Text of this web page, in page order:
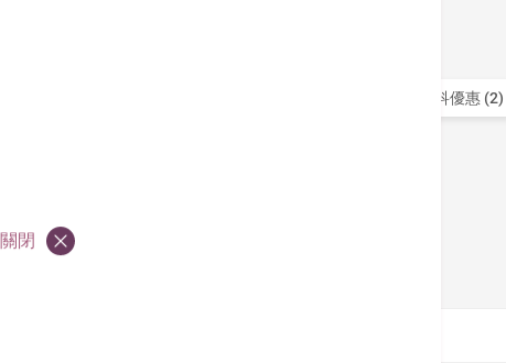
心臟科優惠 (2)
關閉